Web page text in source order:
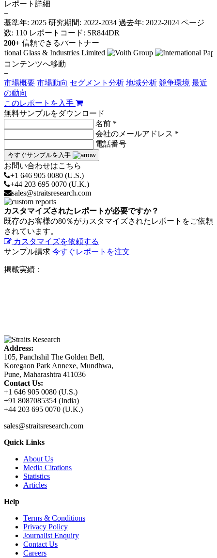
レポート詳細
−
基準年: 2025 研究期間: 2022-2034 過去年: 2022-2024 ページ
数: 110 レポートコード: SR844DR
200+ 信頼できるパートナー
コンテンツへ移動
−
市場概要 市場動向 セグメント分析 地域分析 競争環境 最近
の動向
このレポートを入手
無料サンプルをダウンロード
名前 *
会社のメールアドレス *
電話番号
今すぐサンプルを入手
お問い合わせはこちら
+1 646 905 0080 (U.S.)
+44 203 695 0070 (U.K.)
sales@straitsresearch.com
カスタマイズされたレポートが必要ですか？
既存のお客様の80％がカスタマイズされたレポートをご依頼
されています。
カスタマイズを依頼する
サンプル請求 今すぐレポートを注文
掲載実績：
Address:
105, Panchshil The Golden Bell,
Koregaon Park Annexe, Mundhwa,
Pune, Maharashtra 411036
Contact Us:
+1 646 905 0080 (U.S.)
+91 8087085354 (India)
+44 203 695 0070 (U.K.)
sales@straitsresearch.com
Quick Links
About Us
Media Citations
Statistics
Articles
Help
Terms & Conditions
Privacy Policy
Journalist Enquiry
Contact Us
Careers